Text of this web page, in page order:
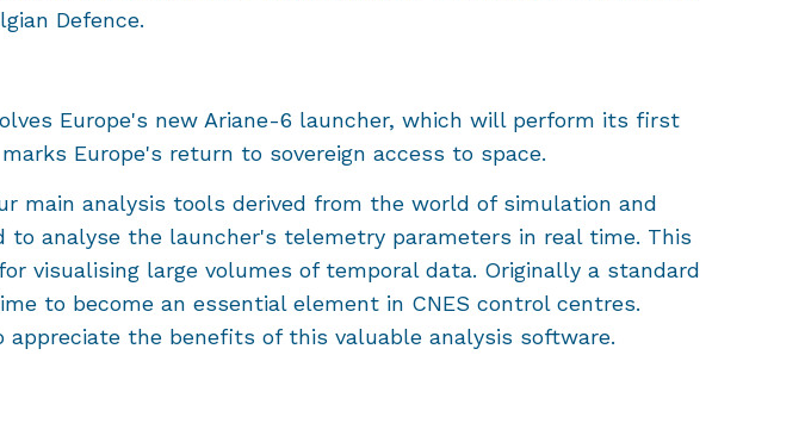
Defence.
Europe's new Ariane-6 launcher, which will perform its first
Europe's return to sovereign access to space.
main analysis tools derived from the world of simulation and
to analyse the launcher's telemetry parameters in real time. This
visualising large volumes of temporal data. Originally a standard
to become an essential element in CNES control centres.
the benefits of this valuable analysis software.